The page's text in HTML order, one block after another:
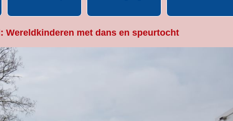
Wereldkinderen met dans en speurtocht